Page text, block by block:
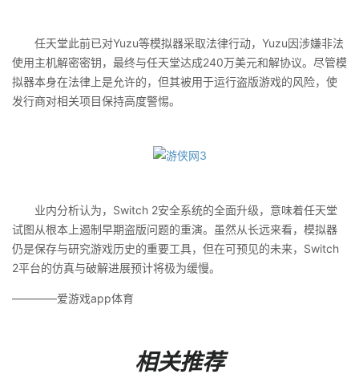
任天堂此前已对Yuzu等模拟器采取法律行动，Yuzu因涉嫌非法
使用主机解密密钥，最终与任天堂达成240万美元和解协议‌。尽管模
拟器本身在法律上是允许的，但其被用于运行盗版游戏的风险，使
发行商对相关项目保持高度警惕。
业内分析认为，Switch 2安全系统的全面升级，意味着任天堂
试图从根本上遏制早期盗版问题的重演‌。虽然从长远来看，模拟器
仍是保存与研究游戏历史的重要工具，但在可预见的未来，Switch
2平台的仿真与破解进展预计将极为缓慢‌。
————爱游戏app体育
相关推荐